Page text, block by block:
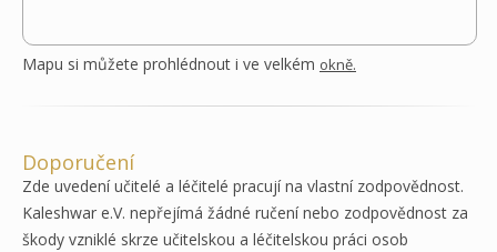
Mapu si můžete prohlédnout i ve velkém okně.
Doporučení
Zde uvedení učitelé a léčitelé pracují na vlastní zodpovědnost.
Kaleshwar e.V. nepřejímá žádné ručení nebo zodpovědnost za
škody vzniklé skrze učitelskou a léčitelskou práci osob